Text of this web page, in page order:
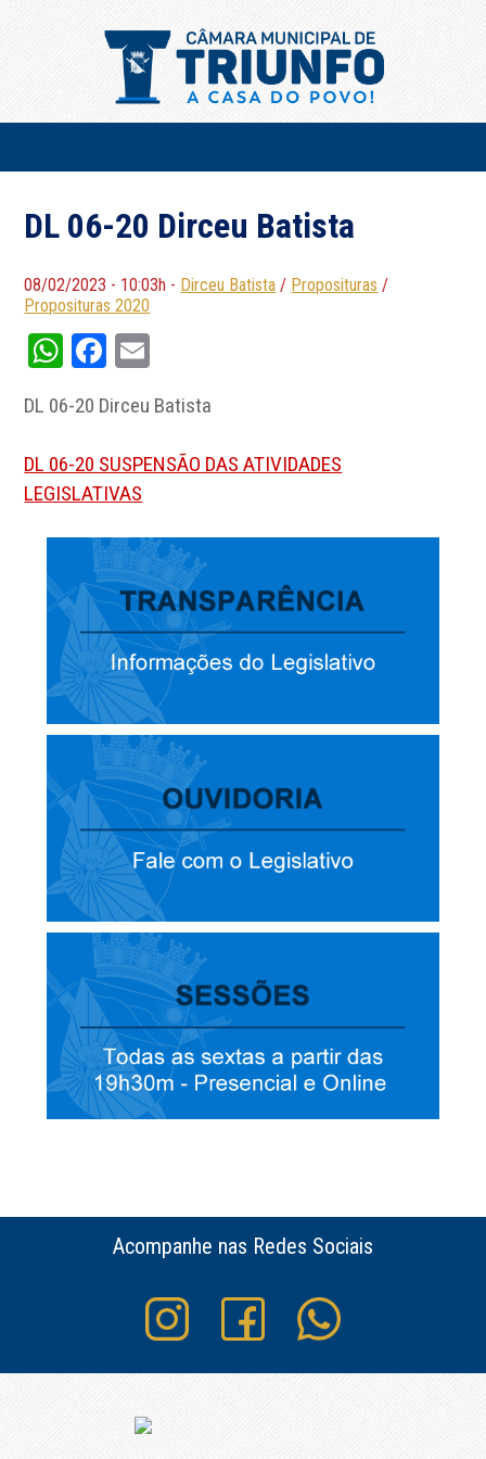
DL 06-20 Dirceu Batista
08/02/2023 - 10:03h - Dirceu Batista / Proposituras /
Proposituras 2020
WhatsApp
Facebook
DL 06-20 Dirceu Batista
DL 06-20 SUSPENSÃO DAS ATIVIDADES
LEGISLATIVAS
Acompanhe nas Redes Sociais